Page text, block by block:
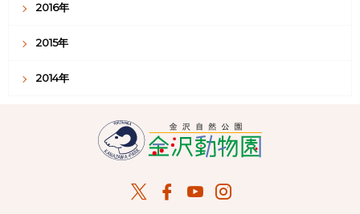
2016年
2015年
2014年